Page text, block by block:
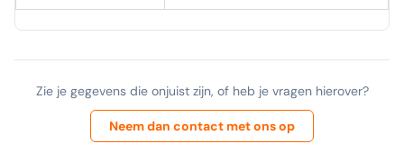
Zie je gegevens die onjuist zijn, of heb je vragen hierover?
Neem dan contact met ons op